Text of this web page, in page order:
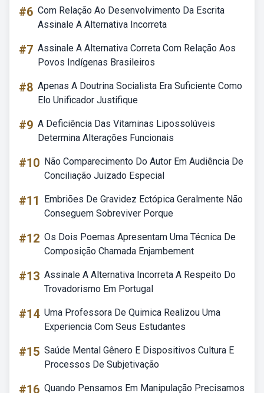
#6 Com Relação Ao Desenvolvimento Da Escrita
Assinale A Alternativa Incorreta
#7 Assinale A Alternativa Correta Com Relação Aos
Povos Indígenas Brasileiros
#8 Apenas A Doutrina Socialista Era Suficiente Como
Elo Unificador Justifique
#9 A Deficiência Das Vitaminas Lipossolúveis
Determina Alterações Funcionais
#10 Não Comparecimento Do Autor Em Audiência De
Conciliação Juizado Especial
#11
Embriões De Gravidez Ectópica Geralmente Não
Conseguem Sobreviver Porque
#12 Os Dois Poemas Apresentam Uma Técnica De
Composição Chamada Enjambement
#13 Assinale A Alternativa Incorreta A Respeito Do
Trovadorismo Em Portugal
#14 Uma Professora De Quimica Realizou Uma
Experiencia Com Seus Estudantes
#15 Saúde Mental Gênero E Dispositivos Cultura E
Processos De Subjetivação
#16 Quando Pensamos Em Manipulação Precisamos